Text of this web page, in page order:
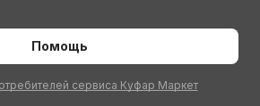
Помощь
сервиса Куфар Маркет